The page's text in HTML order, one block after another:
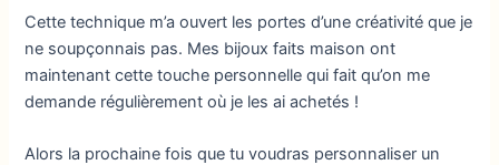
Cette technique m’a ouvert les portes d’une créativité que je
ne soupçonnais pas. Mes bijoux faits maison ont
maintenant cette touche personnelle qui fait qu’on me
demande régulièrement où je les ai achetés !
Alors la prochaine fois que tu voudras personnaliser un